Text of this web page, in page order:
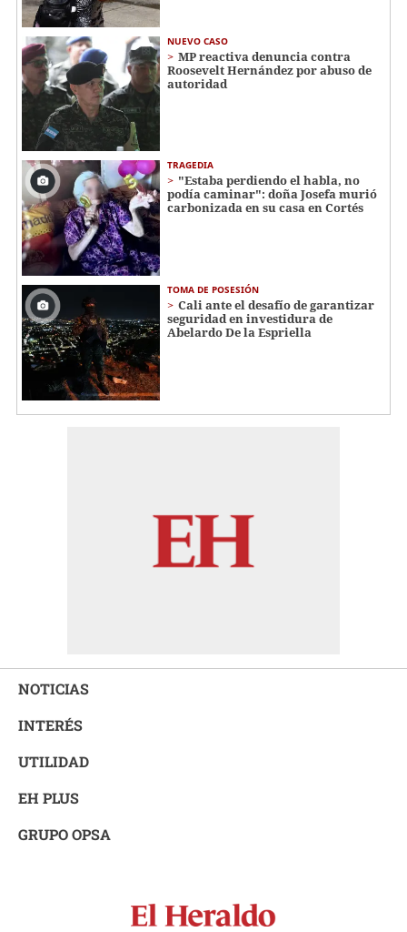
NUEVO CASO
MP reactiva denuncia contra
Roosevelt Hernández por abuso de
autoridad
TRAGEDIA
"Estaba perdiendo el habla, no
podía caminar": doña Josefa murió
carbonizada en su casa en Cortés
TOMA DE POSESIÓN
Cali ante el desafío de garantizar
seguridad en investidura de
Abelardo De la Espriella
NOTICIAS
INTERÉS
UTILIDAD
EH PLUS
GRUPO OPSA